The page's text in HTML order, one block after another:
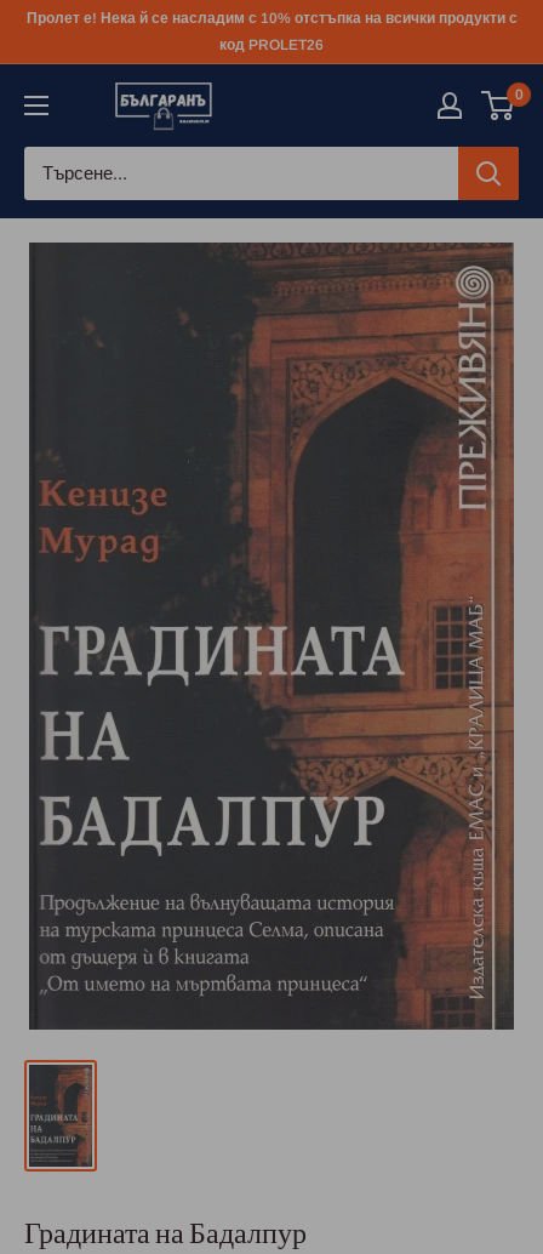
КъмПролет е! Нека й се насладим с 10% отстъпка на всички продукти с
код PROLET26
0
Градината на Бадалпур